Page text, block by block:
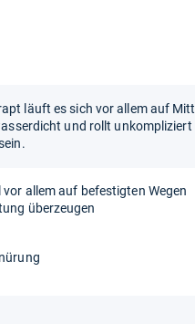
läuft es sich vor allem auf
und rollt unkompliziert
allem auf befestigten Wegen
überzeugen